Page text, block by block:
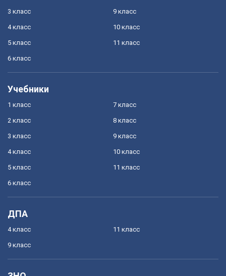
3 класс
4 класс
5 класс
6 класс
9 класс
10 класс
11 класс
Учебники
1 класс
2 класс
3 класс
4 класс
5 класс
6 класс
7 класс
8 класс
9 класс
10 класс
11 класс
ДПА
4 класс
9 класс
11 класс